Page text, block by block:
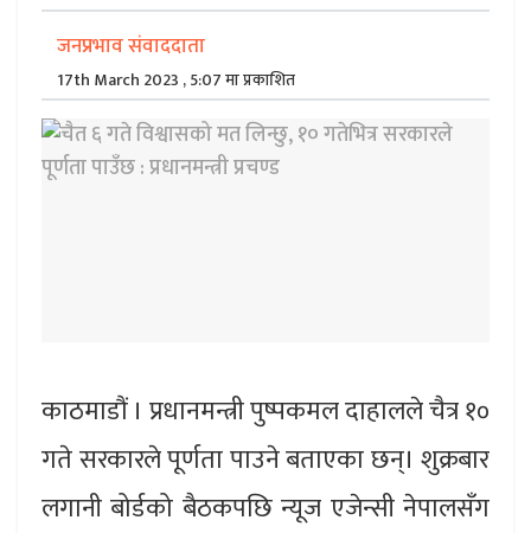
जनप्रभाव संवाददाता
17th March 2023 , 5:07 मा प्रकाशित
काठमाडौं । प्रधानमन्त्री पुष्पकमल दाहालले चैत्र १०
गते सरकारले पूर्णता पाउने बताएका छन्। शुक्रबार
लगानी बोर्डको बैठकपछि न्यूज एजेन्सी नेपालसँग